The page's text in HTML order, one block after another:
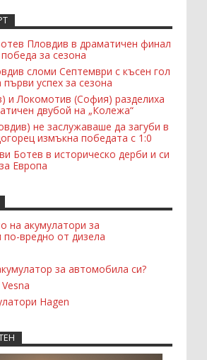
Пловдив в драматичен финал
за сезона
сломи Септември с късен гол
успех за сезона
и Локомотив (София) разделиха
двубой на „Колежа“
не заслужаваше да загуби в
измъкна победата с 1:0
Ботев в историческо дерби и си
Европа
на акумулатори за
вредно от дизела
за автомобила си?
Hagen